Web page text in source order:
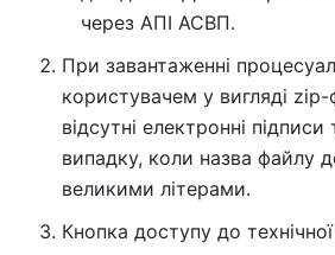
через АПІ АСВП.
При завантаженні
користувачем у вигляді
відсутні електронні
випадку, коли назва файлу
великими літерами.
Кнопка доступу до